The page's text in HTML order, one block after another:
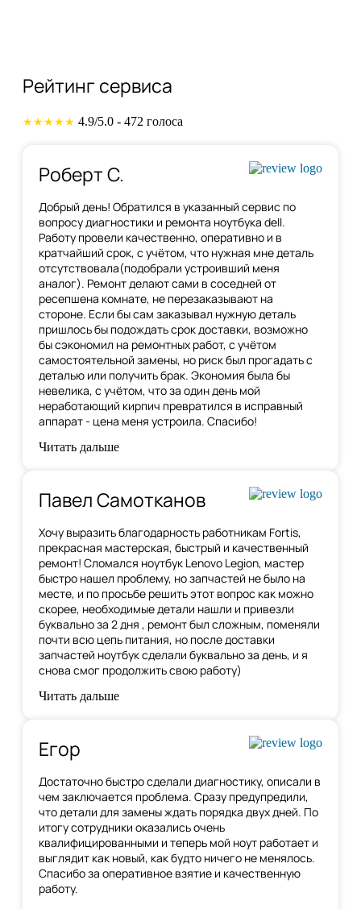
Рейтинг сервиса
★★★★★ 4.9/5.0 - 472 голоса
Роберт С.
Добрый день! Обратился в указанный сервис по
вопросу диагностики и ремонта ноутбука dell.
Работу провели качественно, оперативно и в
кратчайший срок, с учётом, что нужная мне деталь
отсутствовала(подобрали устроивший меня
аналог). Ремонт делают сами в соседней от
ресепшена комнате, не перезаказывают на
стороне. Если бы сам заказывал нужную деталь
пришлось бы подождать срок доставки, возможно
бы сэкономил на ремонтных работ, с учётом
самостоятельной замены, но риск был прогадать с
деталью или получить брак. Экономия была бы
невелика, с учётом, что за один день мой
неработающий кирпич превратился в исправный
аппарат - цена меня устроила. Спасибо!
Читать дальше
Павел Самотканов
Хочу выразить благодарность работникам Fortis,
прекрасная мастерская, быстрый и качественный
ремонт! Сломался ноутбук Lenovo Legion, мастер
быстро нашел проблему, но запчастей не было на
месте, и по просьбе решить этот вопрос как можно
скорее, необходимые детали нашли и привезли
буквально за 2 дня , ремонт был сложным, поменяли
почти всю цепь питания, но после доставки
запчастей ноутбук сделали буквально за день, и я
снова смог продолжить свою работу)
Читать дальше
Егор
Достаточно быстро сделали диагностику, описали в
чем заключается проблема. Сразу предупредили,
что детали для замены ждать порядка двух дней. По
итогу сотрудники оказались очень
квалифицированными и теперь мой ноут работает и
выглядит как новый, как будто ничего не менялось.
Спасибо за оперативное взятие и качественную
работу.